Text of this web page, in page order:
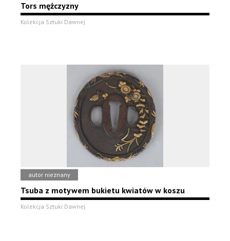
Tors mężczyzny
Kolekcja Sztuki Dawnej
autor nieznany
Tsuba z motywem bukietu kwiatów w koszu
Kolekcja Sztuki Dawnej